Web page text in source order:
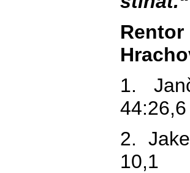
1.
44:26,6
2.
10,1